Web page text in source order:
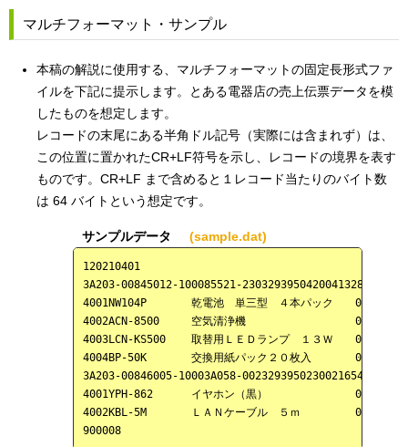
マルチフォーマット・サンプル
本稿の解説に使用する、マルチフォーマットの固定長形式ファ
イルを下記に提示します。とある電器店の売上伝票データを模
したものを想定します。
レコードの末尾にある半角ドル記号（実際には含まれず）は、
この位置に置かれたCR+LF符号を示し、レコードの境界を表す
ものです。CR+LF まで含めると１レコード当たりのバイト数
は 64 バイトという想定です。
サンプルデータ (sample.dat)
120210401
3A203-00845012-100085521-
4001NW104P       乾電池　単三型　４本パック　　
4002ACN-8500     空気清浄機　　　　　　　　　　
4003LCN-KS500    取替用ＬＥＤランプ　１３Ｗ　　
4004BP-50K       交換用紙パック２０枚入　　　　
3A203-00846005-10003A058-
4001YPH-862      イヤホン（黒）　　　　　　　　
4002KBL-5M       ＬＡＮケーブル　５ｍ　　　　　